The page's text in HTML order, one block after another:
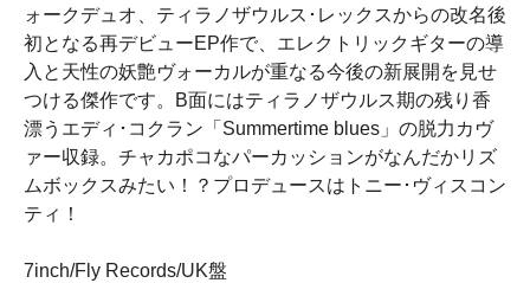
ォークデュオ、ティラノザウルス･レックスからの改名後
初となる再デビューEP作で、エレクトリックギターの導
入と天性の妖艶ヴォーカルが重なる今後の新展開を見せ
つける傑作です。B面にはティラノザウルス期の残り香
漂うエディ･コクラン「Summertime blues」の脱力カヴ
ァー収録。チャカポコなパーカッションがなんだかリズ
ムボックスみたい！？プロデュースはトニー･ヴィスコン
ティ！
7inch/Fly Records/UK盤